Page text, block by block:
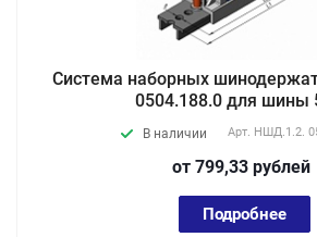
Система наборных
0504.188.0 для шины
В наличии Арт. НШД.1.2.
от 799,33 рублей
Подробнее